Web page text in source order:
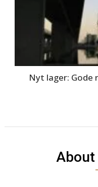
Nyt lager:
About